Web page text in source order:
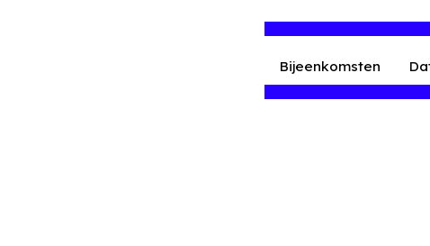
Bijeenkomsten